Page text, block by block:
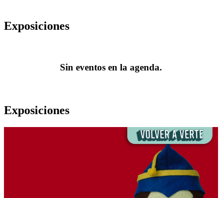
Exposiciones
Sin eventos en la agenda.
Exposiciones